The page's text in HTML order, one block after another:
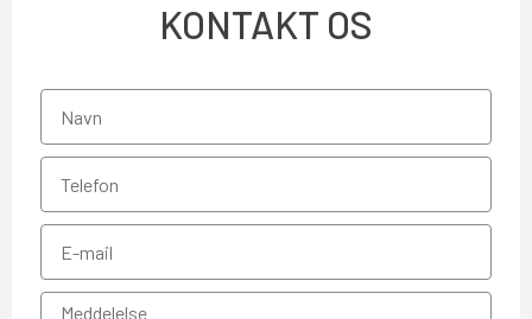
KONTAKT OS